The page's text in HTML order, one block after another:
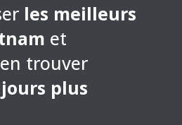
les meilleurs
et
trouver
plus